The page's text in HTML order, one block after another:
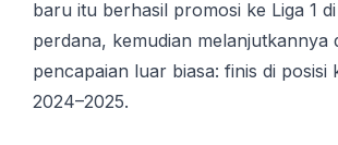
baru itu berhasil promosi ke Liga 1
perdana, kemudian melanjutkannya
pencapaian luar biasa: finis di posisi
2024–2025.